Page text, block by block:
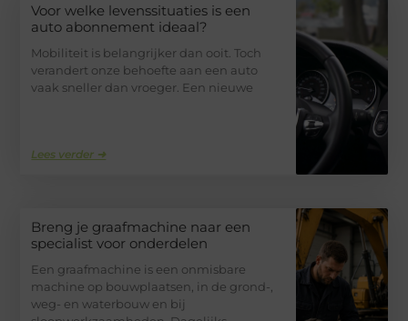
Voor welke levenssituaties is een
auto abonnement ideaal?
Mobiliteit is belangrijker dan ooit. Toch
verandert onze behoefte aan een auto
vaak sneller dan vroeger. Een nieuwe
Lees verder ➜
Breng je graafmachine naar een
specialist voor onderdelen
Een graafmachine is een onmisbare
machine op bouwplaatsen, in de grond-,
weg- en waterbouw en bij